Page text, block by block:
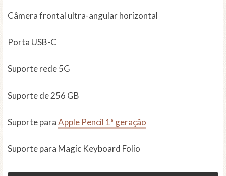
Câmera frontal ultra-angular horizontal
Porta USB-C
Suporte rede 5G
Suporte de 256 GB
Suporte paraApple Pencil 1ª geração
Suporte para Magic Keyboard Folio